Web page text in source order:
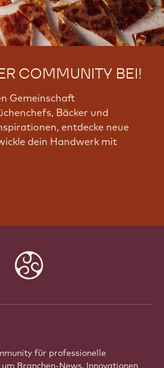
COMMUNITY BEI!
Gemeinschaft
Bäcker und
entdecke neue
dein Handwerk mit
für professionelle
Branchen-News, Innovationen